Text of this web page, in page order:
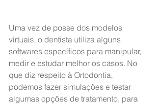
Uma vez de posse dos modelos
virtuais, o dentista utiliza alguns
softwares específicos para manipular,
medir e estudar melhor os casos. No
que diz respeito à Ortodontia,
podemos fazer simulações e testar
algumas opções de tratamento, para